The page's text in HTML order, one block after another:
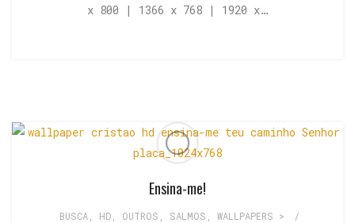
x 800 | 1366 x 768 | 1920 x…
Ensina-me!
BUSCA HD OUTROS SALMOS WALLPAPERS >
/